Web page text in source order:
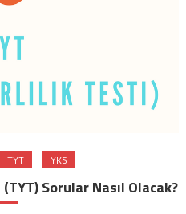
TYT YKS
Sorular Nasıl Olacak?